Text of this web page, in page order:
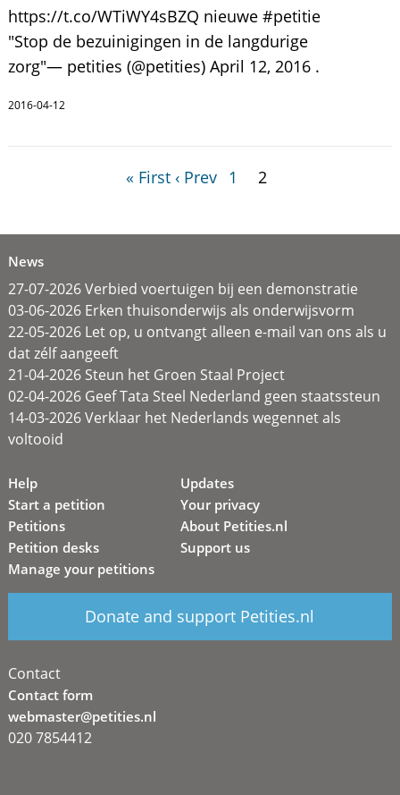
https://t.co/WTiWY4sBZQ nieuwe #petitie
"Stop de bezuinigingen in de langdurige
zorg"— petities (@petities) April 12, 2016 .
2016-04-12
« First ‹ Prev 1 2
News
27-07-2026 Verbied voertuigen bij een demonstratie
03-06-2026 Erken thuisonderwijs als onderwijsvorm
22-05-2026 Let op, u ontvangt alleen e-mail van ons als u
dat zélf aangeeft
21-04-2026 Steun het Groen Staal Project
02-04-2026 Geef Tata Steel Nederland geen staatssteun
14-03-2026 Verklaar het Nederlands wegennet als
voltooid
Help
Start a petition
Petitions
Petition desks
Manage your petitions
Updates
Your privacy
About Petities.nl
Support us
Donate and support Petities.nl
Contact
Contact form
webmaster@petities.nl
020 7854412